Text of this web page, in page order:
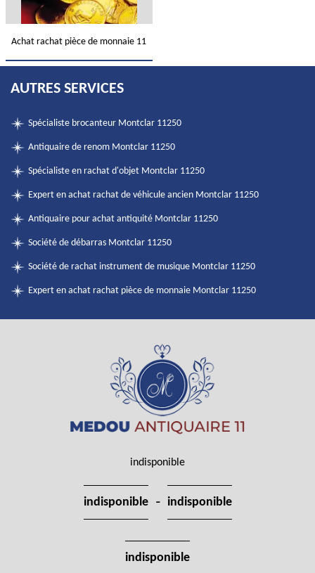
Achat rachat pièce de monnaie 11
AUTRES SERVICES
Spécialiste brocanteur Montclar 11250
Antiquaire de renom Montclar 11250
Spécialiste en rachat d'objet Montclar 11250
Expert en achat rachat de véhicule ancien Montclar 11250
Antiquaire pour achat antiquité Montclar 11250
Société de débarras Montclar 11250
Société de rachat instrument de musique Montclar 11250
Expert en achat rachat pièce de monnaie Montclar 11250
indisponible
indisponible - indisponible
indisponible